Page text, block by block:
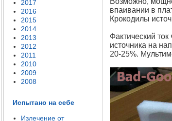
2017
2016
2015
2014
2013
2012
2011
2010
2009
2008
Испытано на себе
Излечение от
впаивании в
Крокодилы
Фактический
источника на
20-25%.